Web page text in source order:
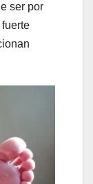
ser por